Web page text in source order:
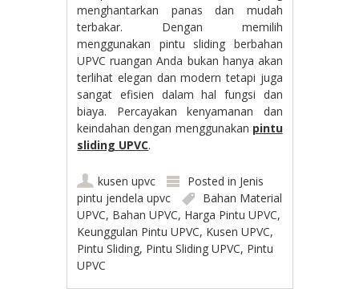
menghantarkan panas dan mudah
terbakar. Dengan memilih
menggunakan pintu sliding berbahan
UPVC ruangan Anda bukan hanya akan
terlihat elegan dan modern tetapi juga
sangat efisien dalam hal fungsi dan
biaya. Percayakan kenyamanan dan
keindahan dengan menggunakan pintu
sliding UPVC.
kusen upvc Posted in Jenis
pintu jendela upvc
Bahan Material
UPVC, Bahan UPVC, Harga Pintu UPVC,
Keunggulan Pintu UPVC, Kusen UPVC,
Pintu Sliding, Pintu Sliding UPVC, Pintu
UPVC